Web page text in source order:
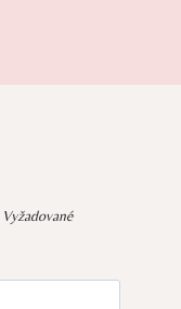
Vyžadované